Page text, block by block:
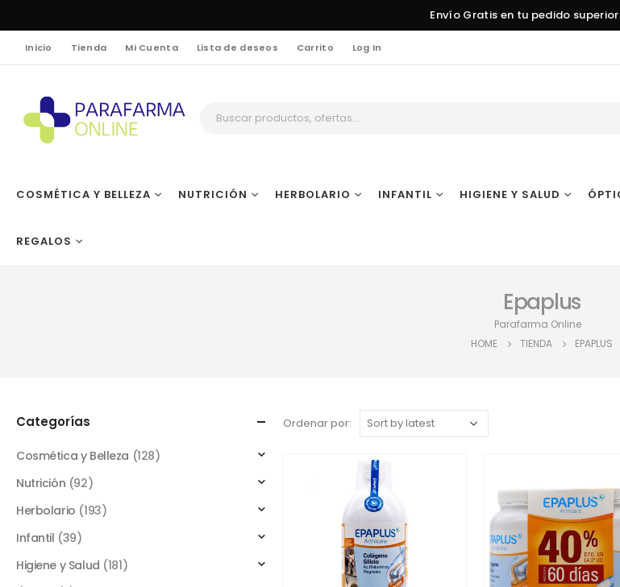
Envío Gratis en tu pedido
Inicio Tienda Mi Cuenta Lista de deseos Carrito Log In
COSMÉTICA Y BELLEZA NUTRICIÓN HERBOLARIO INFANTIL HIGIENE Y SALUD
REGALOS
Epaplus
Parafarma Online
HOME
TIENDA EPAPLUS
Ordenar por:
Categorías
Cosmética y Belleza (128)
Nutrición (92)
Herbolario (193)
Infantil (39)
Higiene y Salud (181)